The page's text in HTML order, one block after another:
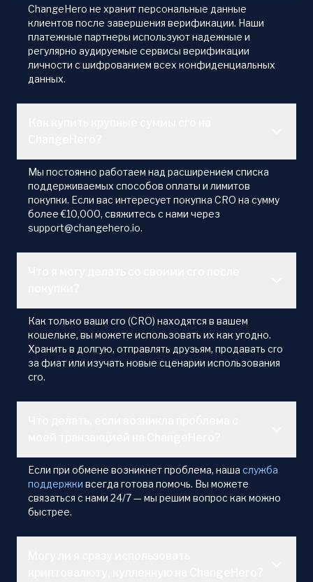
ChangeHero не хранит персональные данные
клиентов после завершения верификации. Наши
платежные партнеры используют надежные и
регулярно аудируемые сервисы верификации
личности с шифрованием всех конфиденциальных
данных.
Мы постоянно работаем над расширением списка
поддерживаемых способов оплаты и лимитов
покупки. Если вас интересует покупка CRO на сумму
более €10,000, свяжитесь с нами через
support@changehero.io.
Как только ваши cro (CRO) находятся в вашем
кошельке, вы можете использовать их как угодно.
Хранить в долгую, отправлять друзьям, продавать cro
за фиат или изучать новые сценарии использования
cro.
Если при обмене возникнет проблема, наша служба
поддержки всегда готова помочь. Вы можете
связаться с нами 24/7 — мы решим вопрос как можно
быстрее.